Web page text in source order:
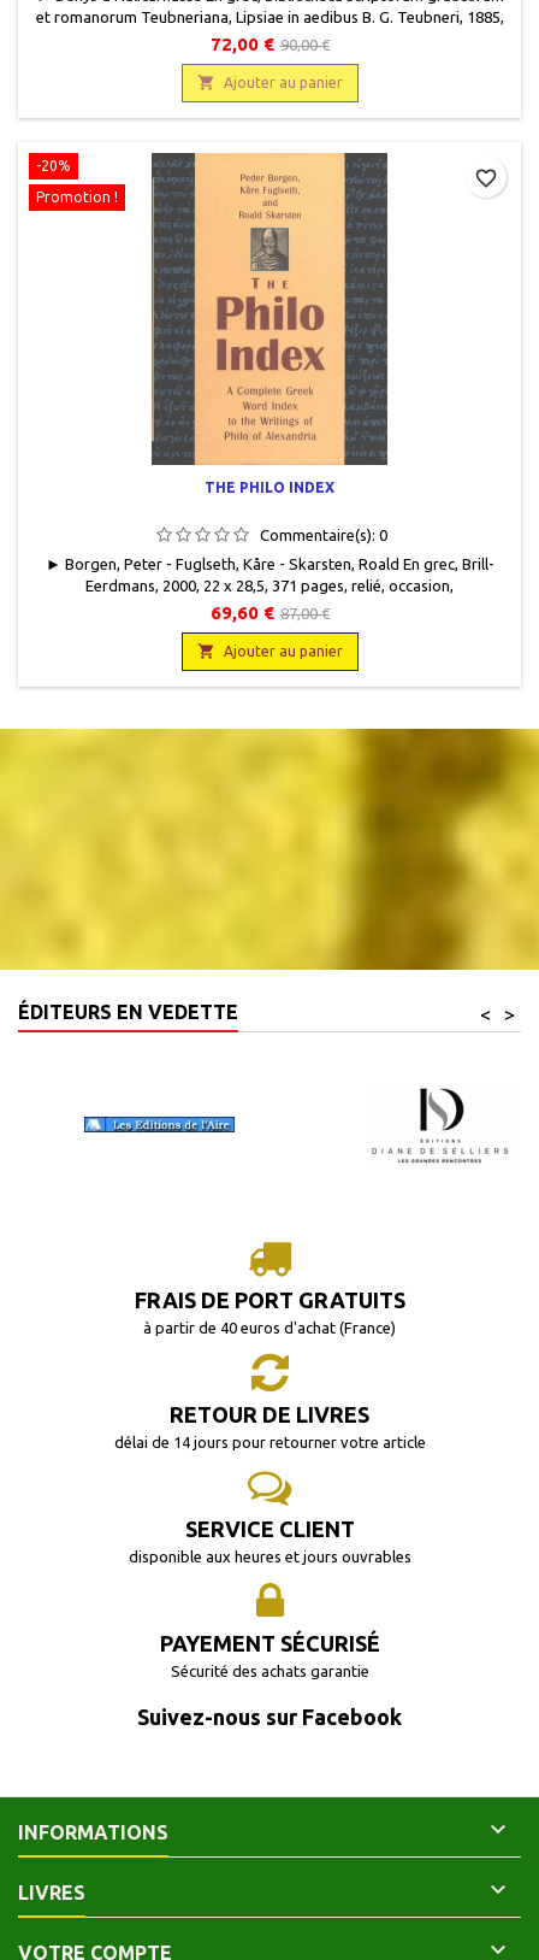
et romanorum Teubneriana, Lipsiae in aedibus B. G. Teubneri, 1885,
1888, 1891, 12 x 18, VII + 403 pages, IV + 408 pages, IV + 400 pages,
relié,occasion. Usagé, demi cuir noir, titre gravé or sur le dos,
manque au dos, plats cartonnés blanc et noir, pages de garde bleu
nervuré brun. Les 3...
72,00 € 90,00 €
 Ajouter au panier
-20%
Promotion !
THE PHILO INDEX
Commentaire(s): 0
► Borgen, Peter - Fuglseth, Kåre - Skarsten, Roald En grec, Brill-
Eerdmans, 2000, 22 x 28,5, 371 pages, relié, occasion,
9789004114777.Comme neuf.
69,60 € 87,00 €
 Ajouter au panier
favorite_border
ÉDITEURS EN VEDETTE >
<
FRAIS DE PORT GRATUITS
à partir de 40 euros d'achat (France)
RETOUR DE LIVRES
délai de 14 jours pour retourner votre article
SERVICE CLIENT
disponible aux heures et jours ouvrables
PAYEMENT SÉCURISÉ
Sécurité des achats garantie
Suivez-nous sur Facebook
INFORMATIONS 
LIVRES 
VOTRE COMPTE 